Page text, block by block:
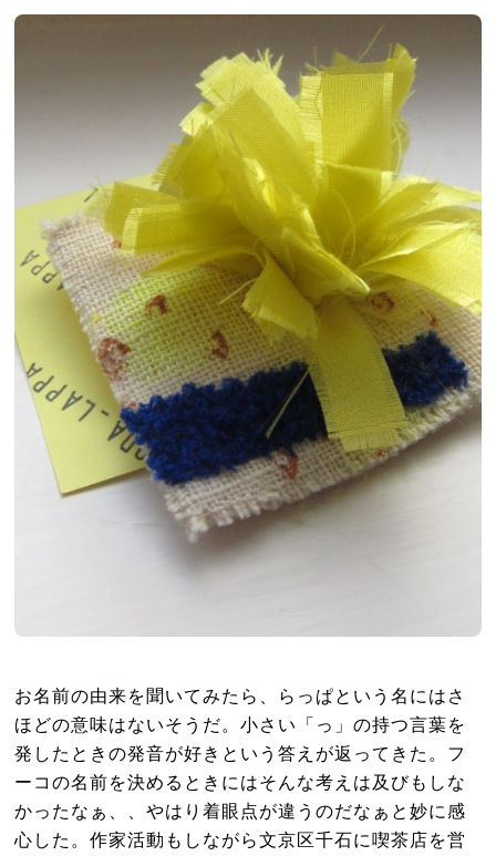
お名前の由来を聞いてみたら、らっぱという名にはさ
ほどの意味はないそうだ。小さい「っ」の持つ言葉を
発したときの発音が好きという答えが返ってきた。フ
ーコの名前を決めるときにはそんな考えは及びもしな
かったなぁ、、やはり着眼点が違うのだなぁと妙に感
心した。作家活動もしながら文京区千石に喫茶店を営